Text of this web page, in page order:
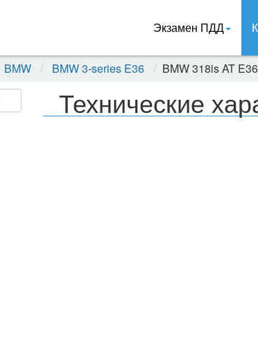
Экзамен ПДД
BMW BMW 3-series E36 BMW 318is AT E36
Технические